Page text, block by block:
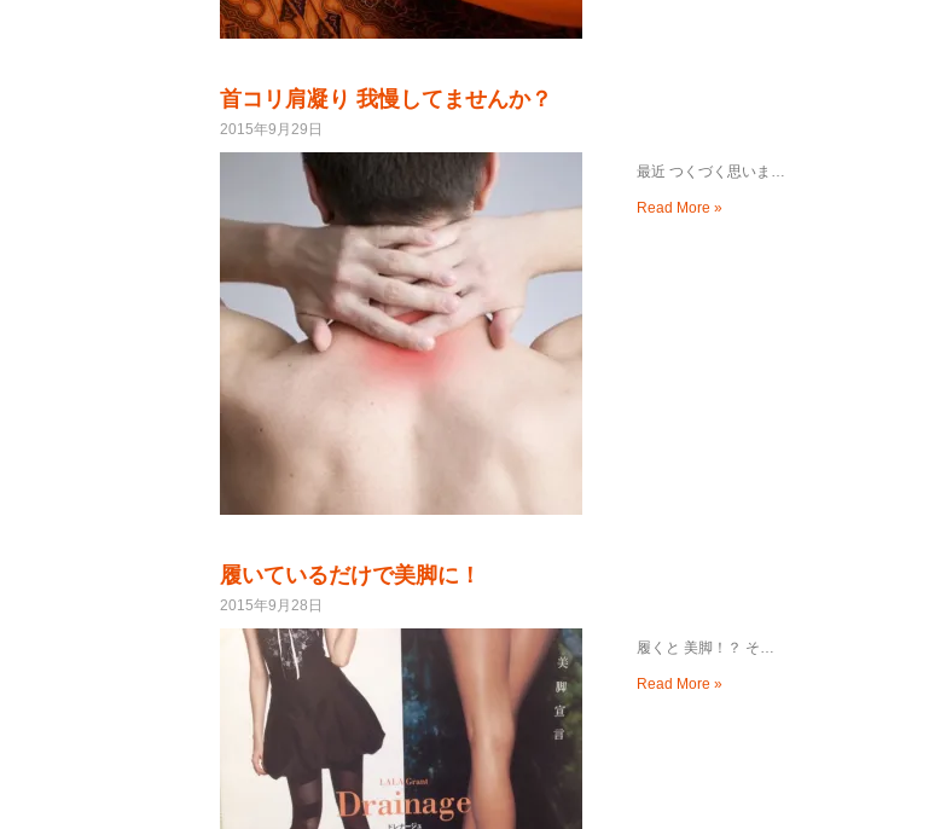
首コリ肩凝り 我慢してませんか？
2015年9月29日
最近 つくづく思いま…
Read More »
履いているだけで美脚に！
2015年9月28日
履くと 美脚！？ そ…
Read More »